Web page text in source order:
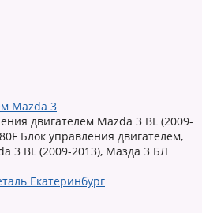
Mazda 3
двигателем Mazda 3 BL (2009-
Блок управления двигателем,
3 BL (2009-2013), Мазда 3 БЛ
Екатеринбург